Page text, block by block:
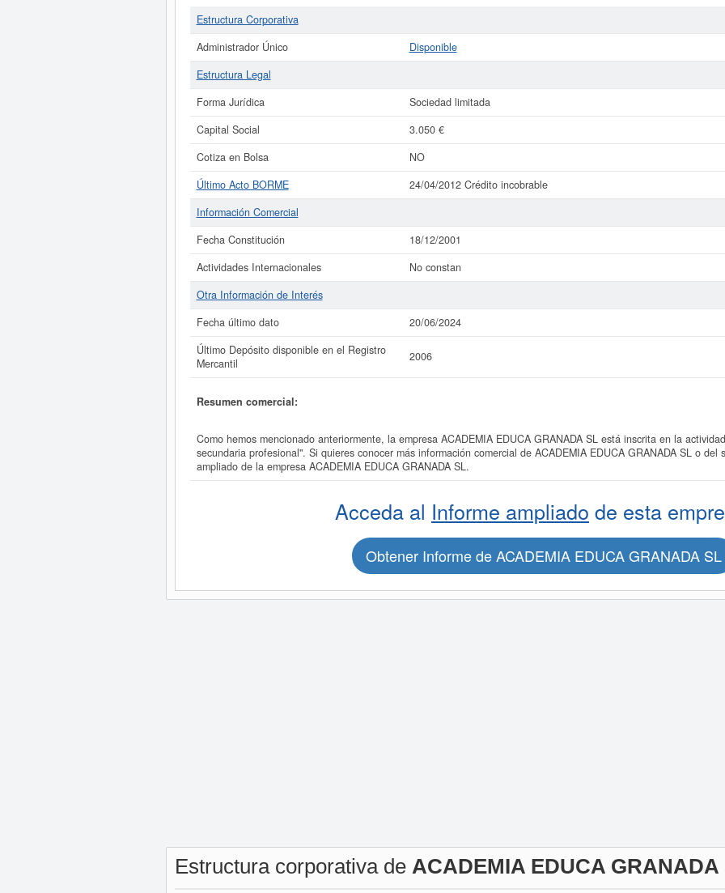
Estructura Corporativa
Administrador Único
Disponible
Estructura Legal
Forma Jurídica
Sociedad limitada
Capital Social
3.050 €
Cotiza en Bolsa
NO
Último Acto BORME
24/04/2012 Crédito incobrable
Información Comercial
Fecha Constitución
18/12/2001
Actividades Internacionales
No constan
Otra Información de Interés
Fecha último dato
20/06/2024
Último Depósito disponible en el Registro
Mercantil
2006
Resumen comercial:
Como hemos mencionado anteriormente, la empresa ACADEMIA EDUCA GRANADA SL está inscrita en la
secundaria profesional". Si quieres conocer más información comercial de ACADEMIA EDUCA GRANADA SL o del
ampliado de la empresa ACADEMIA EDUCA GRANADA SL.
Acceda al Informe ampliado de esta
Obtener Informe de ACADEMIA EDUCA GRANADA SL
Estructura corporativa de ACADEMIA EDUCA GRANADA